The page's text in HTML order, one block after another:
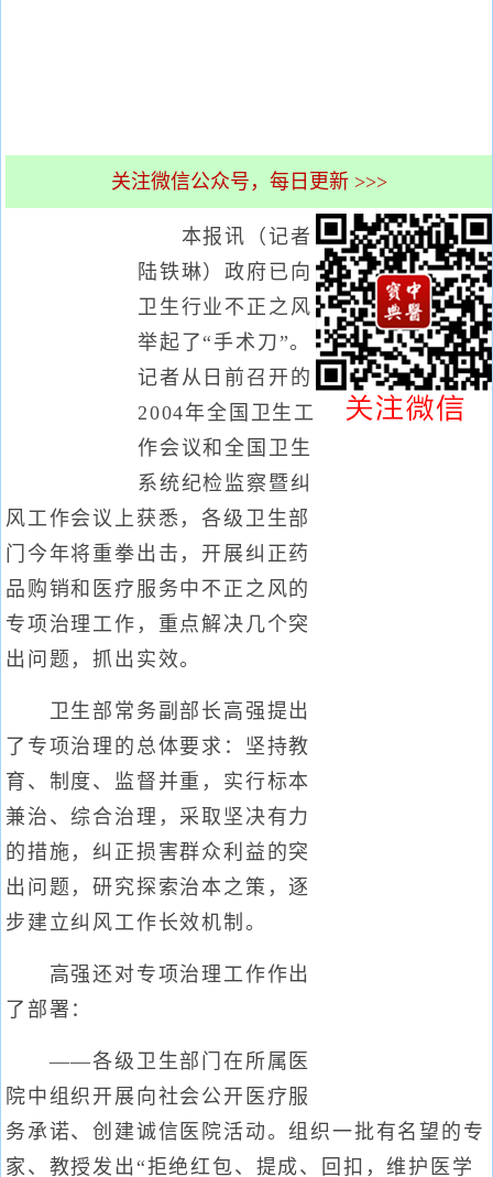
关注微信公众号，每日更新 >>>
本报讯（记者
陆铁琳）政府已向
卫生行业不正之风
举起了“手术刀”。
记者从日前召开的
2004年全国卫生工
作会议和全国卫生
系统纪检监察暨纠
风工作会议上获悉，各级卫生部
门今年将重拳出击，开展纠正药
品购销和医疗服务中不正之风的
专项治理工作，重点解决几个突
出问题，抓出实效。
卫生部常务副部长高强提出
了专项治理的总体要求：坚持教
育、制度、监督并重，实行标本
兼治、综合治理，采取坚决有力
的措施，纠正损害群众利益的突
出问题，研究探索治本之策，逐
步建立纠风工作长效机制。
高强还对专项治理工作作出
了部署：
——各级卫生部门在所属医
院中组织开展向社会公开医疗服
务承诺、创建诚信医院活动。组织一批有名望的专
家、教授发出“拒绝红包、提成、回扣，维护医学